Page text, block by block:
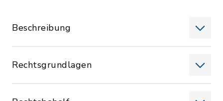
Beschreibung
Rechtsgrundlagen